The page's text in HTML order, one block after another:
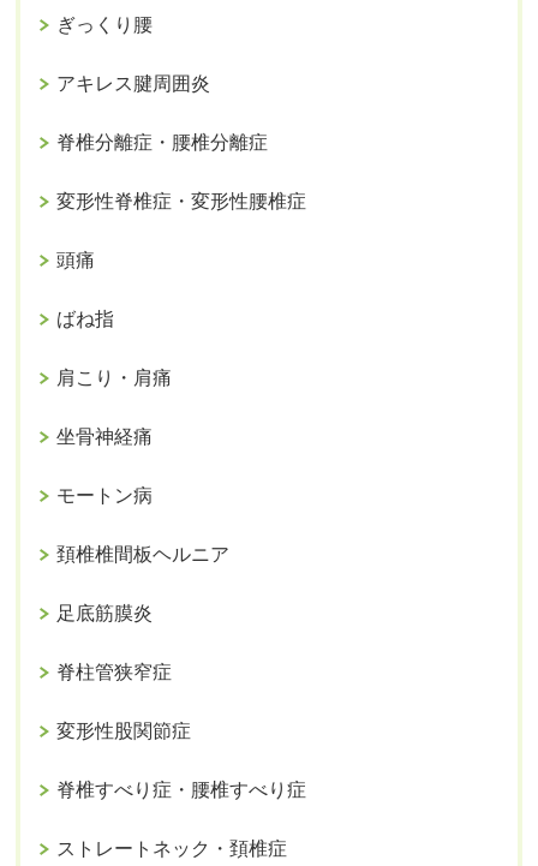
ぎっくり腰
アキレス腱周囲炎
脊椎分離症・腰椎分離症
変形性脊椎症・変形性腰椎症
頭痛
ばね指
肩こり・肩痛
坐骨神経痛
モートン病
頚椎椎間板ヘルニア
足底筋膜炎
脊柱管狭窄症
変形性股関節症
脊椎すべり症・腰椎すべり症
ストレートネック・頚椎症